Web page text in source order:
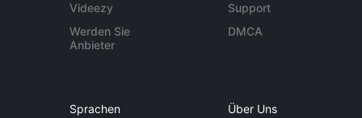
Videezy
Werden Sie
Anbieter
Support
DMCA
Sprachen Über Uns